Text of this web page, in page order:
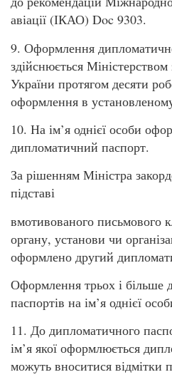
авіації (ІКАО) Doc 9303.
9. Оформлення
здійснюється
України протягом десяти
оформлення в
10. На ім’я однієї особи
дипломатичний паспорт.
За рішенням Міністра
підставі
вмотивованого письмового
органу, установи чи
оформлено другий
Оформлення трьох і більше
паспортів на ім’я однієї
11. До дипломатичного
ім’я якої оформлюється
можуть вноситися відмітки